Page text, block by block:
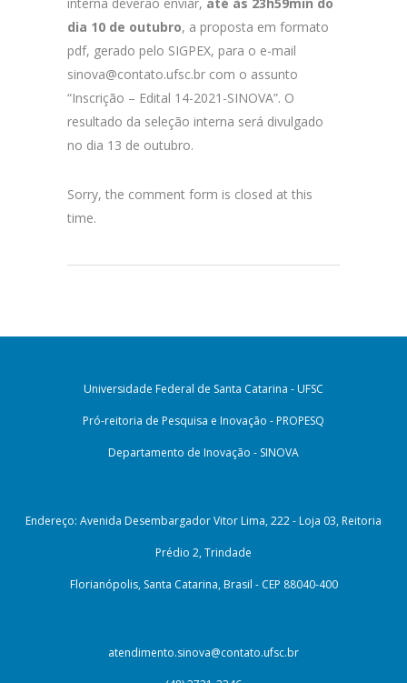
dia 10 de outubro, a proposta em formato
pdf, gerado pelo SIGPEX, para o e-mail
sinova@contato.ufsc.br com o assunto
“Inscrição – Edital 14-2021-SINOVA”. O
resultado da seleção interna será divulgado
no dia 13 de outubro.
Sorry, the comment form is closed at this
time.
Universidade Federal de Santa Catarina - UFSC
Pró-reitoria de Pesquisa e Inovação - PROPESQ
Departamento de Inovação - SINOVA
Endereço: Avenida Desembargador Vitor Lima, 222 - Loja 03, Reitoria
Prédio 2, Trindade
Florianópolis, Santa Catarina, Brasil - CEP 88040-400
atendimento.sinova@contato.ufsc.br